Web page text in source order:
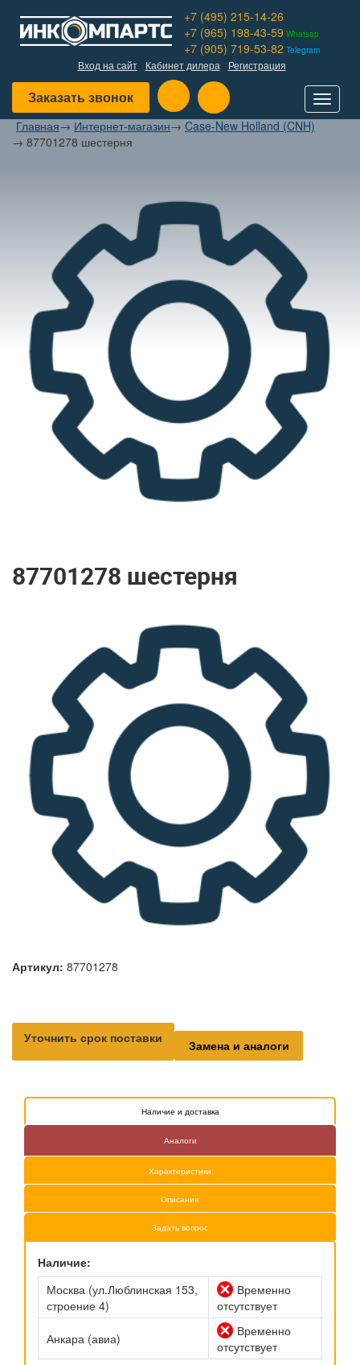
+7 (495) 215-14-26
+7 (965) 198-43-59 Whatsap
+7 (905) 719-53-82 Telegram
Вход на сайт Кабинет дилера Регистрация
Заказать звонок
Toggle
Главная→ Интернет-магазин→ Case-New Holland (CNH)
→ 87701278 шестерня
87701278 шестерня
Артикул: 87701278
Уточнить срок поставки Замена и аналоги
Наличие и доставка
Аналоги
Характеристики
Описание
Задать вопрос
Наличие:
Москва (ул.Люблинская 153,
строение 4)
Временно
отсутствует
Анкара (авиа)
Временно
отсутствует